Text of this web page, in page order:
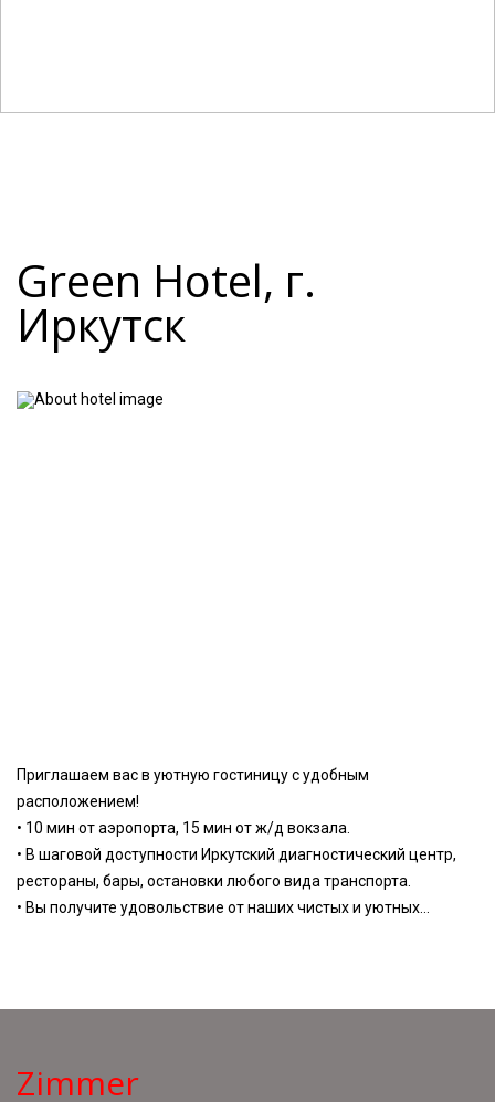
Green Hotel, г.
Иркутск
Приглашаем вас в уютную гостиницу c удобным
расположением!
• 10 мин от аэропорта, 15 мин от ж/д вокзала.
• В шаговой доступности Иркутский диагностический центр,
рестораны, бары, остановки любого вида транспорта.
• Вы получите удовольствие от наших чистых и уютных
полулюкс, люкс.
скоростной Wi-Fi.
Zimmer